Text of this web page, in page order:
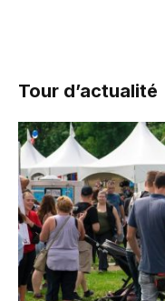
Tour d’actualité